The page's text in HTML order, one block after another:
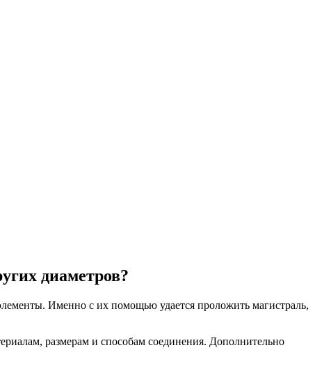
диаметров?
Именно с их помощью удается проложить магистраль,
размерам и способам соединения. Дополнительно